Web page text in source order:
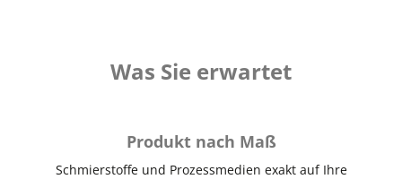
Was Sie erwartet
Produkt nach Maß
Schmierstoffe und Prozessmedien exakt auf Ihre